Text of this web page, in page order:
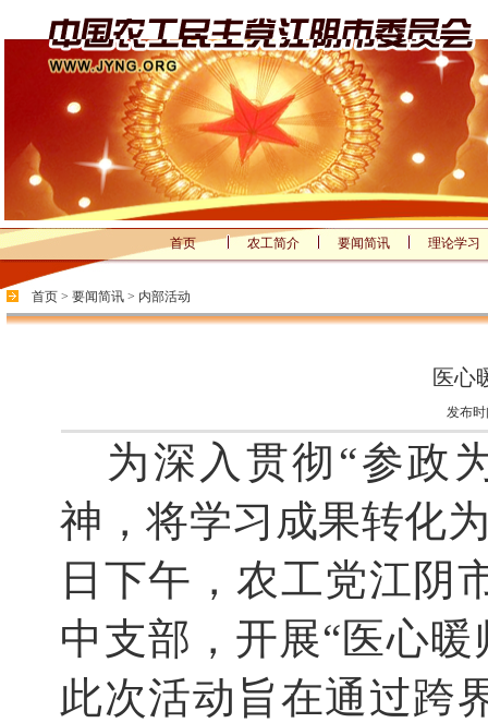
首页 农工简介 要闻简讯 理论学习
首页 > 要闻简讯 > 内部活动
医心
发布
为深入贯彻“参政
神，将学习成果转化
日下午，农工党江阴
中支部，开展“医心
此次活动旨在通过跨